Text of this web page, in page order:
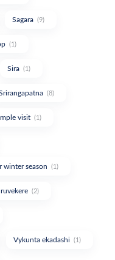
Sagara (9)
(1)
Sira (1)
(8)
visit (1)
winter season (1)
(2)
Vykunta ekadashi (1)